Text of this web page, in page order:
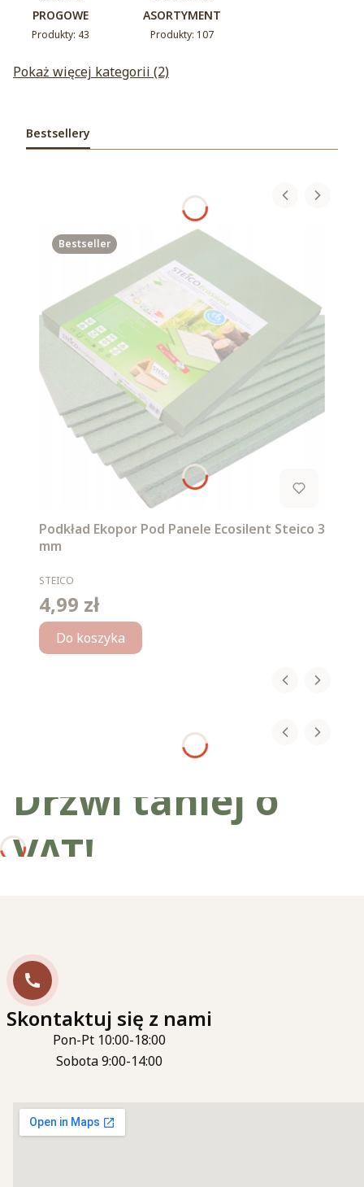
PROGOWE
Produkty: 43
ASORTYMENT
Produkty: 107
Pokaż więcej kategorii (2)
Bestsellery
Bestseller
Podkład Ekopor Pod Panele Ecosilent Steico 3
mm
PRODUCENT
STEICO
Cena
4,99 zł
Do koszyka
Drzwi taniej o
VAT!
Skontaktuj się z nami
Pon-Pt 10:00-18:00